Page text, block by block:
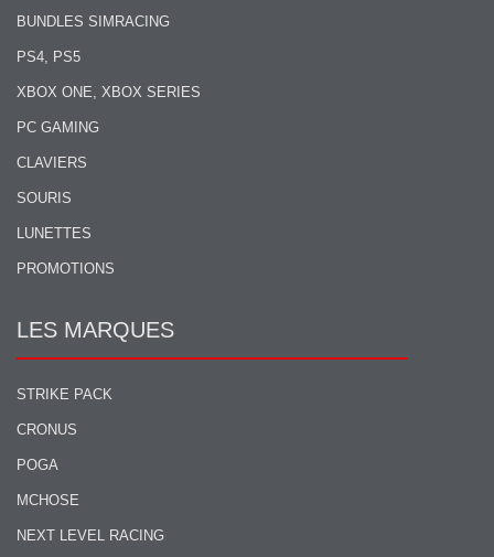
BUNDLES SIMRACING
PS4, PS5
XBOX ONE, XBOX SERIES
PC GAMING
CLAVIERS
SOURIS
LUNETTES
PROMOTIONS
LES MARQUES
STRIKE PACK
CRONUS
POGA
MCHOSE
NEXT LEVEL RACING